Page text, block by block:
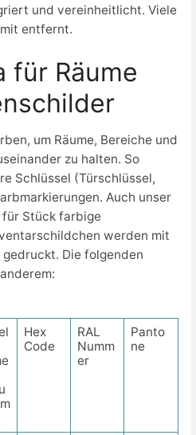
und vereinheitlicht. Viele
entfernt.
für Räume
um Räume, Bereiche und
zu halten. So
Schlüssel (Türschlüssel,
Auch unser
Stück farbige
werden mit
gedruckt. Die folgenden
Hex
Code
RAL
Numm
er
Panto
ne